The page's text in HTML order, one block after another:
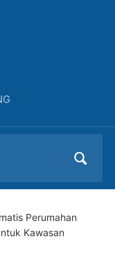
Perumahan
Kawasan